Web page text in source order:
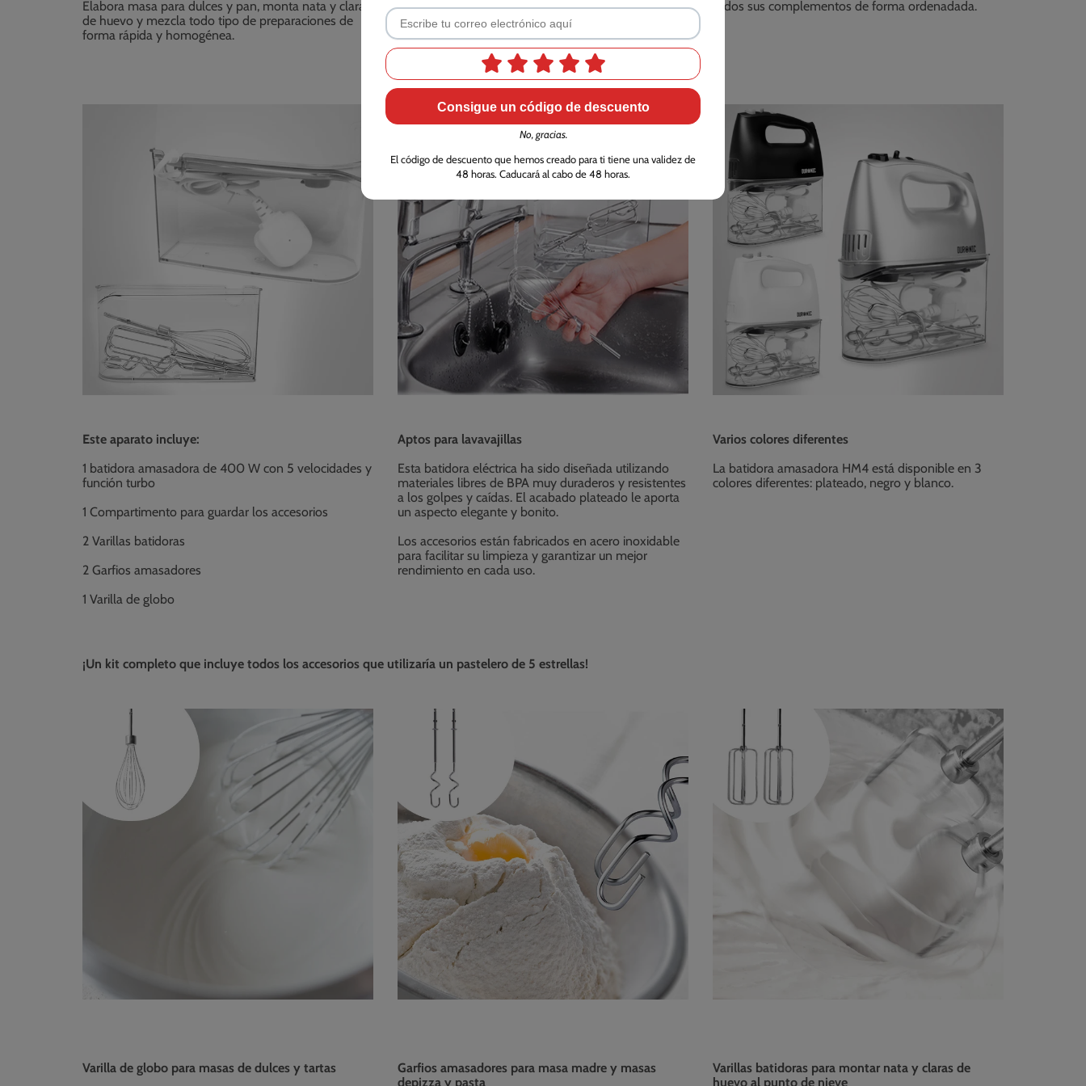
Elabora masa para dulces y pan, monta nata y claras
de huevo y mezcla todo tipo de preparaciones de
forma rápida y homogénea.
del motor seleccionando la velocidad adecuada en
función de los ingredientes utilizados.
todos sus complementos de forma ordenadada.
Este aparato incluye:
1 batidora amasadora de 400 W con 5 velocidades y
función turbo
1 Compartimento para guardar los accesorios
2 Varillas batidoras
2 Garfios amasadores
1 Varilla de globo
Aptos para lavavajillas
Esta batidora eléctrica ha sido diseñada utilizando
materiales libres de BPA muy duraderos y resistentes
a los golpes y caídas. El acabado plateado le aporta
un aspecto elegante y bonito.
Los accesorios están fabricados en acero inoxidable
para facilitar su limpieza y garantizar un mejor
rendimiento en cada uso.
Varios colores diferentes
La batidora amasadora HM4 está disponible en 3
colores diferentes: plateado, negro y blanco.
¡Un kit completo que incluye todos los accesorios que utilizaría un pastelero de 5 estrellas!
Varilla de globo para masas de dulces y tartas
Garfios amasadores para masa madre y masas
depizza y pasta
Varillas batidoras para montar nata y claras de
huevo al punto de nieve
Consigue un código de descuento
No, gracias.
El código de descuento que hemos creado para ti tiene una validez de
48 horas. Caducará al cabo de 48 horas.